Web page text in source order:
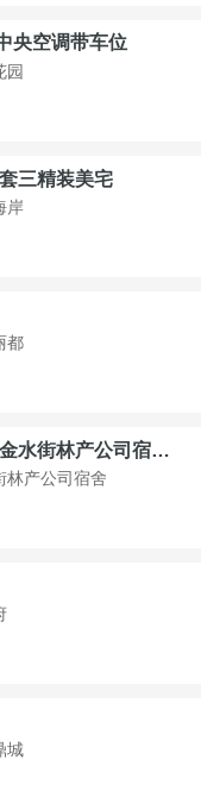
央空调带车位
园
三精装美宅
岸
都
已安装电梯 城东片区金水街林产公司宿舍套三可看江景
林产公司宿舍
城